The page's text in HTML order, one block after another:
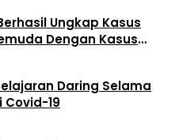
Ungkap Kasus
Dengan Kasus
Daring Selama
Covid-19